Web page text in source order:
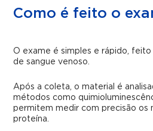
Como é feito o
O exame é simples e rápido,
de sangue venoso.
Após a coleta, o material é
métodos como
permitem medir com precisão os
proteína.